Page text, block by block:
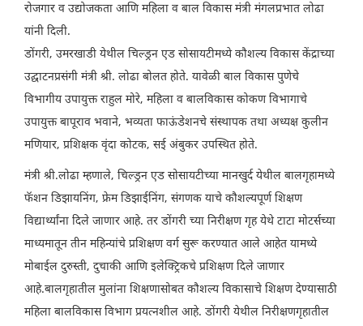
रोजगार व उद्योजकता आणि महिला व बाल विकास मंत्री मंगलप्रभात लोढा
यांनी दिली.
डोंगरी, उमरखाडी येथील चिल्ड्रन एड सोसायटीमध्ये कौशल्य विकास केंद्राच्या
उद्घाटनप्रसंगी मंत्री श्री. लोढा बोलत होते. यावेळी बाल विकास पुणेचे
विभागीय उपायुक्त राहुल मोरे, महिला व बालविकास कोकण विभागाचे
उपायुक्त बापूराव भवाने, भव्यता फाऊंडेशनचे संस्थापक तथा अध्यक्ष कुलीन
मणियार, प्रशिक्षक वृंदा कोटक, सई अंबुकर उपस्थित होते.
मंत्री श्री.लोढा म्हणाले, चिल्ड्रन एड सोसायटीच्या मानखुर्द येथील बालगृहामध्ये
फॅशन डिझायनिंग, फ्रेम डिझाईनिंग, संगणक याचे कौशल्यपूर्ण शिक्षण
विद्यार्थ्यांना दिले जाणार आहे. तर डोंगरी च्या निरीक्षण गृह येथे टाटा मोटर्सच्या
माध्यमातून तीन महिन्यांचे प्रशिक्षण वर्ग सुरू करण्यात आले आहेत यामध्ये
मोबाईल दुरुस्ती, दुचाकी आणि इलेक्ट्रिकचे प्रशिक्षण दिले जाणार
आहे.बालगृहातील मुलांना शिक्षणासोबत कौशल्य विकासाचे शिक्षण देण्यासाठी
महिला बालविकास विभाग प्रयत्नशील आहे. डोंगरी येथील निरीक्षणगृहातील